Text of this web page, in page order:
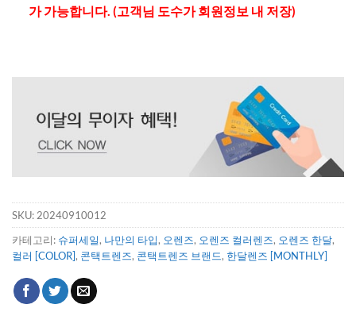
가 가능합니다. (고객님 도수가 회원정보 내 저장)
SKU: 20240910012
카테고리: 슈퍼세일, 나만의 타입, 오렌즈, 오렌즈 컬러렌즈, 오렌즈 한달,
컬러 [COLOR], 콘택트렌즈, 콘택트렌즈 브랜드, 한달렌즈 [MONTHLY]